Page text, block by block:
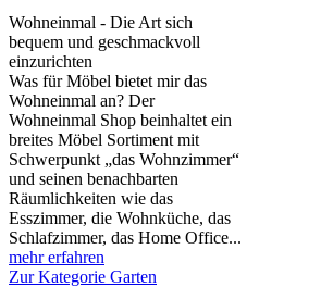
Wohneinmal - Die Art sich
bequem und geschmackvoll
einzurichten
Was für Möbel bietet mir das
Wohneinmal an? Der
Wohneinmal Shop beinhaltet ein
breites Möbel Sortiment mit
Schwerpunkt „das Wohnzimmer“
und seinen benachbarten
Räumlichkeiten wie das
Esszimmer, die Wohnküche, das
Schlafzimmer, das Home Office...
mehr erfahren
Zur Kategorie Garten